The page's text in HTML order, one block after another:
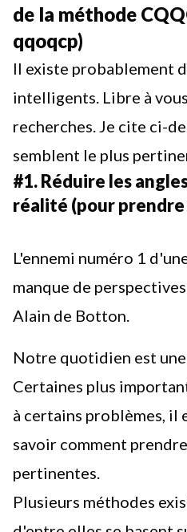
de la méthode
qqoqcp)
Il existe probablement
intelligents. Libre à
recherches. Je cite ci-
semblent le plus
#1. Réduire les
réalité (pour
L'ennemi numéro 1
manque de
Alain de Botton.
Notre quotidien est une
Certaines plus
à certains problèmes, il
savoir comment
pertinentes.
Plusieurs méthodes